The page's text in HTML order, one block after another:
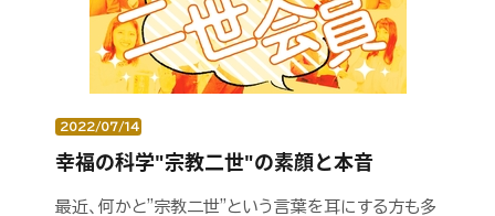
2022/07/14
幸福の科学"宗教二世"の素顔と本音
最近、何かと"宗教二世"という言葉を耳にする方も多